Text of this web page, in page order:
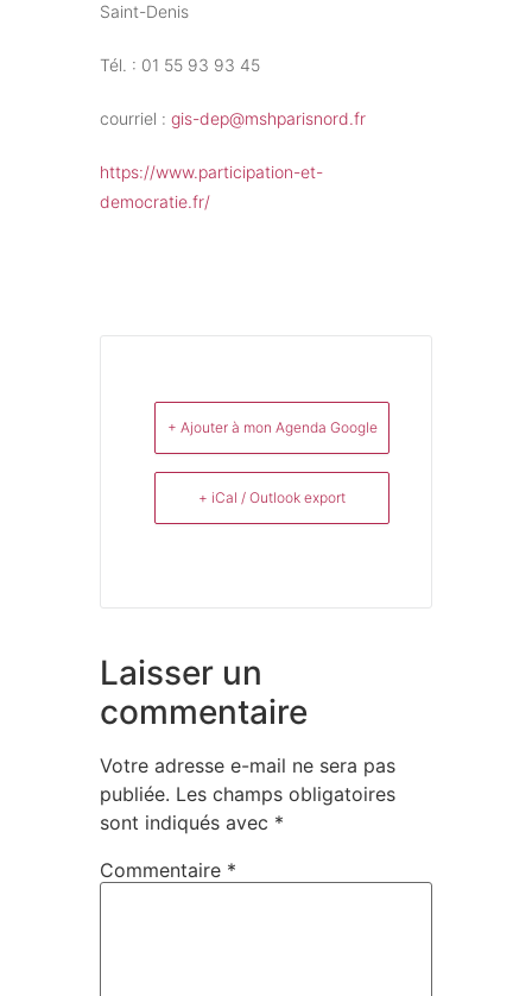
Saint-Denis
Tél. : 01 55 93 93 45
courriel : gis-dep@mshparisnord.fr
https://www.participation-et-
democratie.fr/
+ Ajouter à mon Agenda Google
+ iCal / Outlook export
Laisser un
commentaire
Votre adresse e-mail ne sera pas
publiée. Les champs obligatoires
sont indiqués avec *
Commentaire *